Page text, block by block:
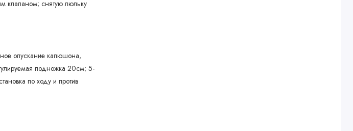
клапаном; снятую люльку
опускание капюшона,
подножка 20см; 5-
по ходу и против